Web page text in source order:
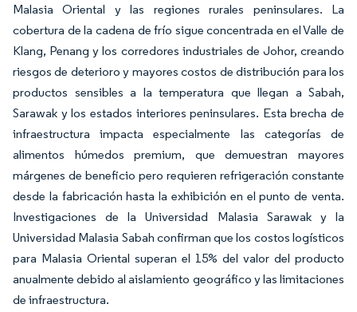
Malasia Oriental y las regiones rurales peninsulares. La
cobertura de la cadena de frío sigue concentrada en el Valle de
Klang, Penang y los corredores industriales de Johor, creando
riesgos de deterioro y mayores costos de distribución para los
productos sensibles a la temperatura que llegan a Sabah,
Sarawak y los estados interiores peninsulares. Esta brecha de
infraestructura impacta especialmente las categorías de
alimentos húmedos premium, que demuestran mayores
márgenes de beneficio pero requieren refrigeración constante
desde la fabricación hasta la exhibición en el punto de venta.
Investigaciones de la Universidad Malasia Sarawak y la
Universidad Malasia Sabah confirman que los costos logísticos
para Malasia Oriental superan el 15% del valor del producto
anualmente debido al aislamiento geográfico y las limitaciones
de infraestructura.